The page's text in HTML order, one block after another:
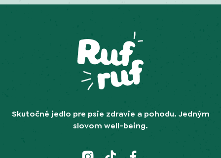
Skutočné jedlo pre psie zdravie a pohodu. Jedným
slovom well-being.